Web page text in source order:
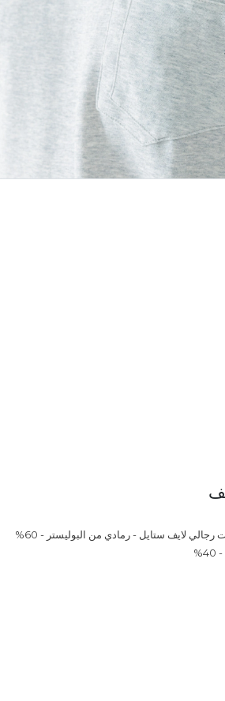
لايف ستايل - رمادي من البوليستر - 60%